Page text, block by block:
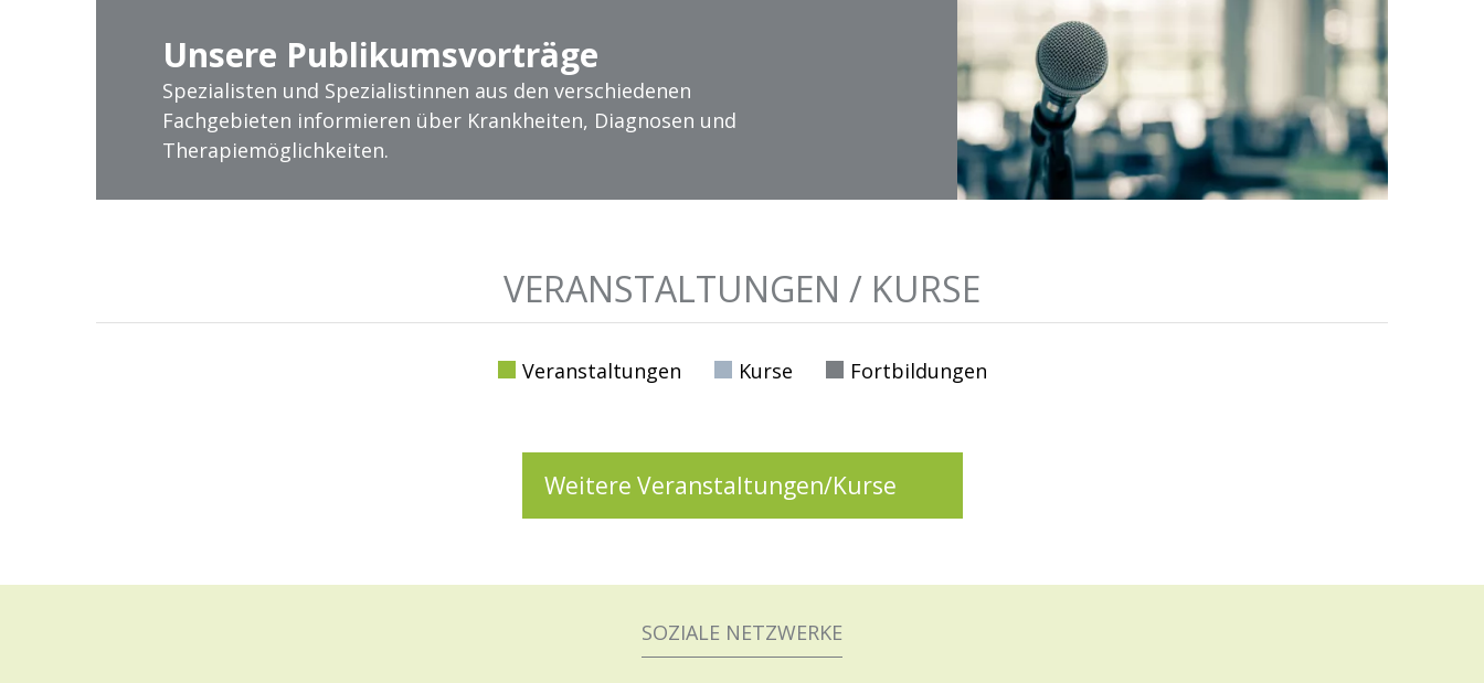
Unsere Publikumsvorträge
Spezialisten und Spezialistinnen aus den verschiedenen
Fachgebieten informieren über Krankheiten, Diagnosen und
Therapiemöglichkeiten.
VERANSTALTUNGEN / KURSE
Veranstaltungen Kurse Fortbildungen
Weitere Veranstaltungen/Kurse
SOZIALE NETZWERKE